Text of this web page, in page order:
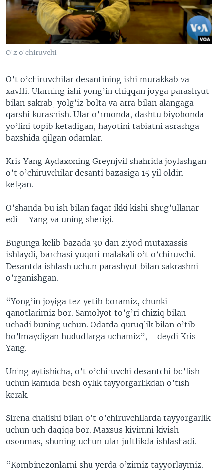
VIDEO
XABARLAR SURATLARDA
ODNOKLASSNIKI
TELEGRAM
TWITTER
O'z o'chiruvchi
O’t o’chiruvchilar desantining ishi murakkab va
xavfli. Ularning ishi yong’in chiqqan joyga parashyut
bilan sakrab, yolg’iz bolta va arra bilan alangaga
qarshi kurashish. Ular o’rmonda, dashtu biyobonda
yo’lini topib ketadigan, hayotini tabiatni asrashga
baxshida qilgan odamlar.
Kris Yang Aydaxoning Greynjvil shahrida joylashgan
o’t o’chiruvchilar desanti bazasiga 15 yil oldin
kelgan.
O’shanda bu ish bilan faqat ikki kishi shug’ullanar
edi – Yang va uning sherigi.
Bugunga kelib bazada 30 dan ziyod mutaxassis
ishlaydi, barchasi yuqori malakali o’t o’chiruvchi.
Desantda ishlash uchun parashyut bilan sakrashni
o’rganishgan.
“Yong’in joyiga tez yetib boramiz, chunki
qanotlarimiz bor. Samolyot to’g’ri chiziq bilan
uchadi buning uchun. Odatda quruqlik bilan o’tib
bo’lmaydigan hududlarga uchamiz”, - deydi Kris
Yang.
Uning aytishicha, o’t o’chiruvchi desantchi bo’lish
uchun kamida besh oylik tayyorgarlikdan o’tish
kerak.
Sirena chalishi bilan o’t o’chiruvchilarda tayyorgarlik
uchun uch daqiqa bor. Maxsus kiyimni kiyish
osonmas, shuning uchun ular juftlikda ishlashadi.
“Kombinezonlarni shu yerda o’zimiz tayyorlaymiz.